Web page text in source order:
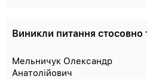
Виникли питання стосовно
Мельничук Олександр
Анатолійович